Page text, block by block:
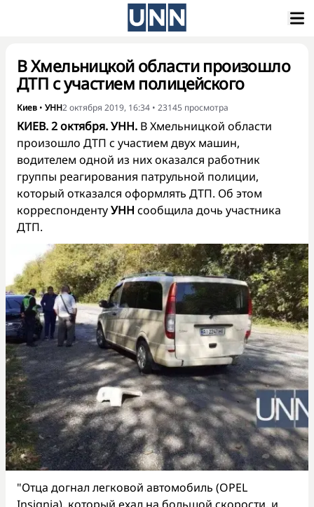
В Хмельницкой области произошло
ДТП с участием полицейского
Киев • УНН2 октября 2019, 16:34 • 23145 просмотра
КИЕВ. 2 октября. УНН. В Хмельницкой области
произошло ДТП с участием двух машин,
водителем одной из них оказался работник
группы реагирования патрульной полиции,
который отказался оформлять ДТП. Об этом
корреспондентуУНН сообщила дочь участника
ДТП.
"Отца догнал легковой автомобиль (OPEL
Insignia), который ехал на большой скорости, и